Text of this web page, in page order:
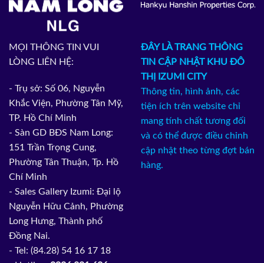
MỌI THÔNG TIN VUI
LÒNG LIÊN HỆ:
- Trụ sở: Số 06, Nguyễn
Khắc Viện, Phường Tân Mỹ,
TP. Hồ Chí Minh
- Sàn GD BĐS Nam Long:
151 Trần Trọng Cung,
Phường Tân Thuận, Tp. Hồ
Chí Minh
- Sales Gallery Izumi: Đại lộ
Nguyễn Hữu Cảnh, Phường
Long Hưng, Thành phố
Đồng Nai.
- Tel: (84.28) 54 16 17 18
ĐÂY LÀ TRANG THÔNG
TIN CẬP NHẬT KHU ĐÔ
THỊ IZUMI CITY
Thông tin, hình ảnh, các
tiện ích trên website chỉ
mang tính chất tương đối
và có thể được điều chỉnh
cập nhật theo từng đợt bán
hàng.